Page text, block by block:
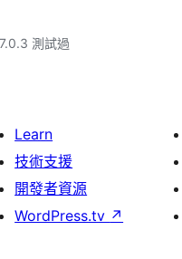
測試過
Learn
技術支援
開發者資源
WordPress.tv ↗